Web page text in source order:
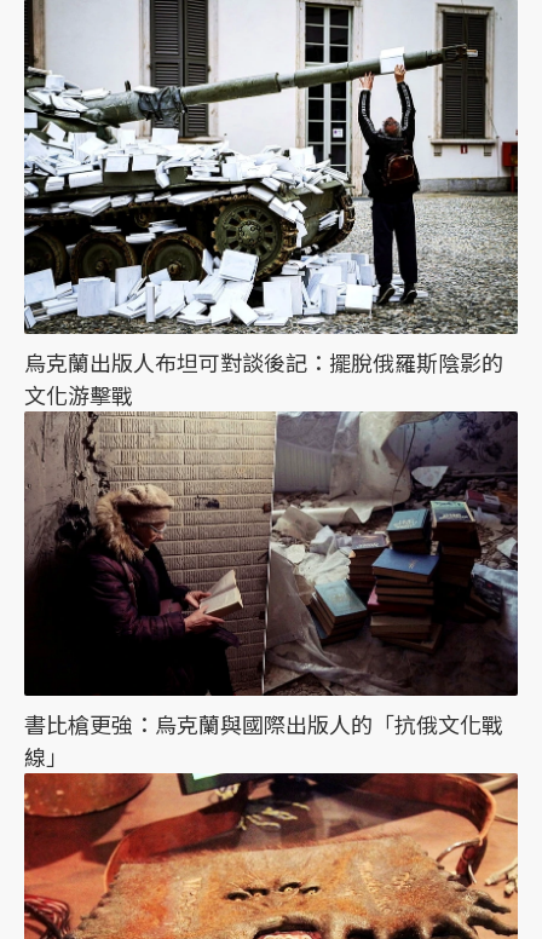
烏克蘭出版人布坦可對談後記：擺脫俄羅斯陰影的
文化游擊戰
書比槍更強：烏克蘭與國際出版人的「抗俄文化戰
線」